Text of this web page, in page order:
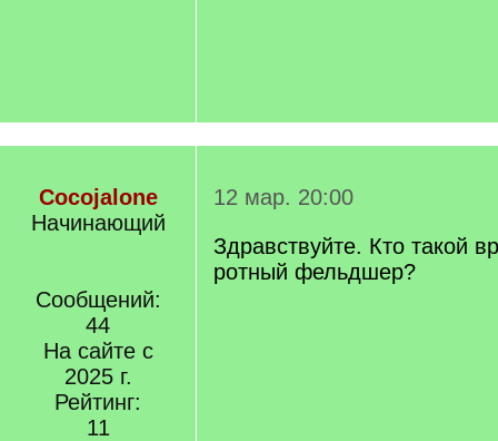
Cocojalone
Начинающий
Сообщений:
44
На сайте с
2025 г.
Рейтинг:
11
12 мар. 20:00
Здравствуйте. Кто такой
ротный фельдшер?